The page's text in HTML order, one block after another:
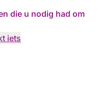
die u nodig had om
iets